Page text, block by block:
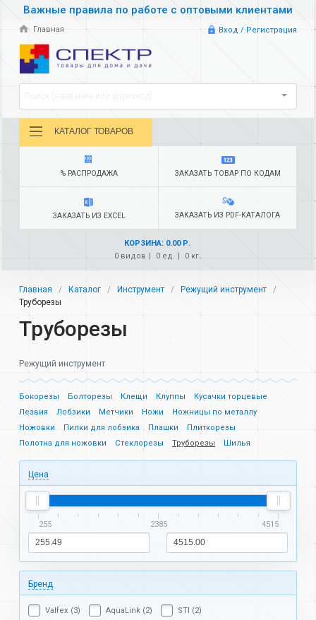
Важные правила по работе с оптовыми клиентами
Главная Вход / Регистрация
КАТАЛОГ ТОВАРОВ
% РАСПРОДАЖА ЗАКАЗАТЬ ТОВАР ПО КОДАМ
ЗАКАЗАТЬ ИЗ EXCEL ЗАКАЗАТЬ ИЗ PDF-КАТАЛОГА
КОРЗИНА: 0.00 Р.
0 видов
0 ед. 0 кг.
Главная Каталог Инструмент
Режущий инструмент
Труборезы
Труборезы
Режущий инструмент
Бокорезы Болторезы Клещи Клуппы
Кусачки торцевые
Лезвия
Лобзики Метчики Ножи
Ножницы по металлу
Ножовки
Пилки для лобзика Плашки
Плиткорезы
Полотна для ножовки
Стеклорезы Труборезы Шилья
Цена
255 2385 4515
Бренд
Valfex (3) AquaLink (2)
STI (2)